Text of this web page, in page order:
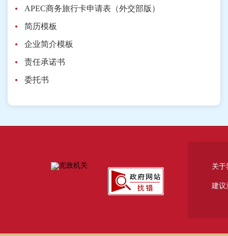
APEC商务旅行卡申请表（外交部版）
简历模板
企业简介模板
责任承诺书
委托书
关于
建议